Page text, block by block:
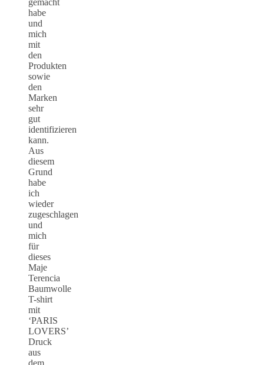
habe
und
mich
mit
den
Produkten
sowie
den
Marken
sehr
gut
identifizieren
kann.
Aus
diesem
Grund
habe
ich
wieder
zugeschlagen
und
mich
für
dieses
Maje
Terencia
Baumwolle
T-shirt
mit
‘PARIS
LOVERS’
Druck
aus
dem